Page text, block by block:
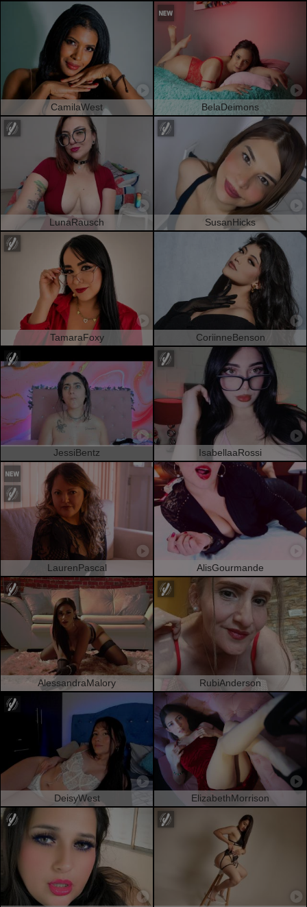
CamilaWest BelaDeimons
LunaRausch SusanHicks
TamaraFoxy CoriinneBenson
JessiBentz IsabellaaRossi
LaurenPascal AlisGourmande
AlessandraMalory RubiAnderson
DeisyWest ElizabethMorrison